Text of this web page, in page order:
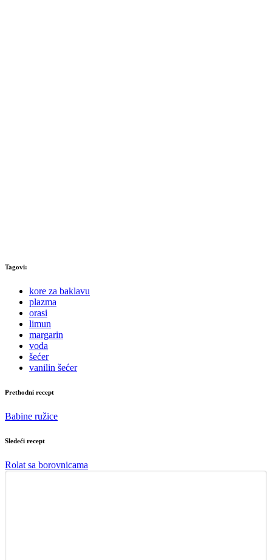
Tagovi:
kore za baklavu
plazma
orasi
limun
margarin
voda
šećer
vanilin šećer
Prethodni recept
Babine ružice
Sledeći recept
Rolat sa borovnicama